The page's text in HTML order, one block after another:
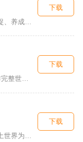
下载
偶像梦幻祭2延续前作完整世界观，玩家以制作人身份陪伴49位少...
下载
下载